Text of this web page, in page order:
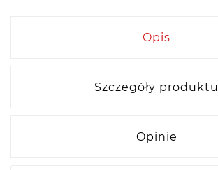
Opis
Szczegóły produktu
Opinie